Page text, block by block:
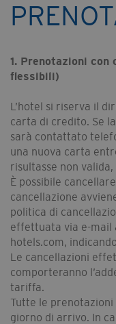
1. Prenotazioni
flessibili)
L’hotel si riserva il
carta di credito. Se
sarà contattato
una nuova carta
risultasse non
È possibile
cancellazione
politica di
effettuata via e-mail
hotels.com,
Le cancellazioni
comporteranno
tariffa.
Tutte le
giorno di arrivo. In